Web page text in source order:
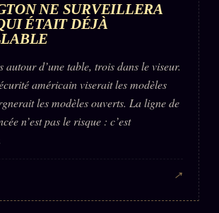
NE SURVEILLERA
ÉTAIT DÉJÀ
autour d’une table, trois dans le viseur.
américain viserait les modèles
les modèles ouverts. La ligne de
n’est pas le risque : c’est
↗